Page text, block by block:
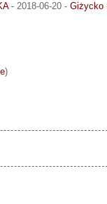
- 2018-06-20 - Giżycko
)